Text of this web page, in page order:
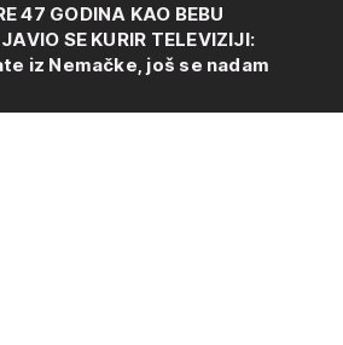
47 GODINA KAO BEBU
SE KURIR TELEVIZIJI:
iz Nemačke, još se nadam